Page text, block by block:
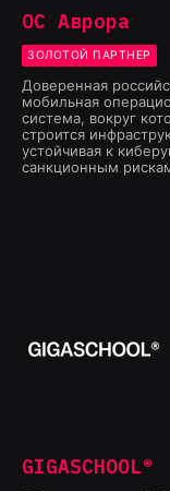
ОС Аврора
ЗОЛОТОЙ ПАРТНЕР
Доверенная
мобильная
система, вокруг
строится
устойчивая к
санкционным
GIGASCHOOL®